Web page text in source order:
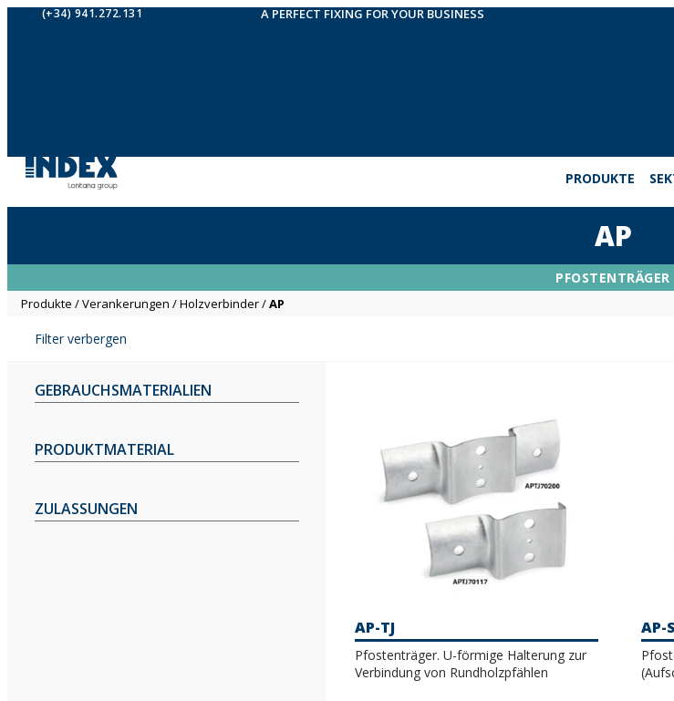
(+34) 941.272.131 A PERFECT FIXING FOR YOUR BUSINESS
PRODUKTE
AP
PFOSTENTRÄGER
Produkte /Verankerungen /Holzverbinder/AP
Filter verbergen
GEBRAUCHSMATERIALIEN
PRODUKTMATERIAL
ZULASSUNGEN
AP-TJ
Pfostenträger. U-förmige Halterung zur
Verbindung von Rundholzpfählen
AP-